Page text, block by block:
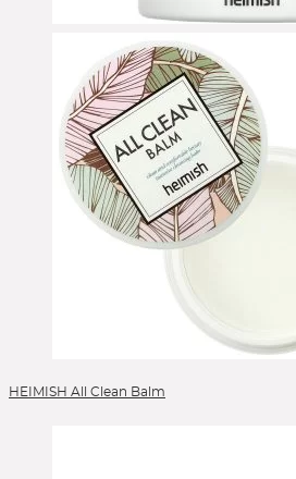
HEIMISH All Clean Balm